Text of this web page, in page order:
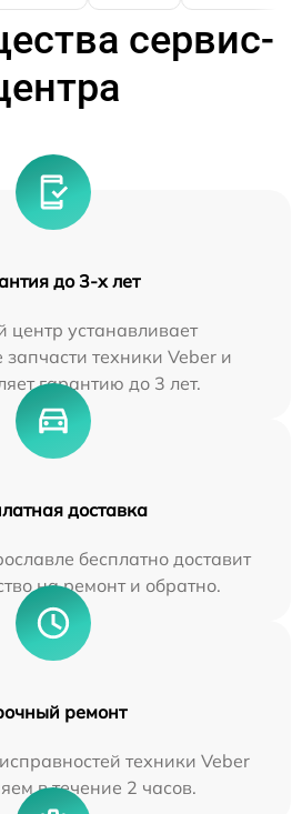
сервис-
до 3-х лет
центр устанавливает
техники Veber и
гарантию до 3 лет.
доставка
бесплатно доставит
на ремонт и обратно.
ремонт
техники Veber
в течение 2 часов.